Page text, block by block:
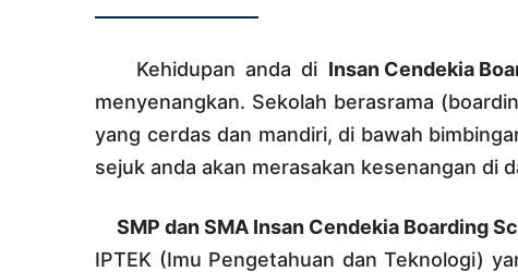
Kehidupan anda di Insan Cendekia
menyenangkan. Sekolah berasrama
yang cerdas dan mandiri, di bawah
sejuk anda akan merasakan kesenangan di
SMP dan SMA Insan Cendekia Boarding
IPTEK (Imu Pengetahuan dan Teknologi)